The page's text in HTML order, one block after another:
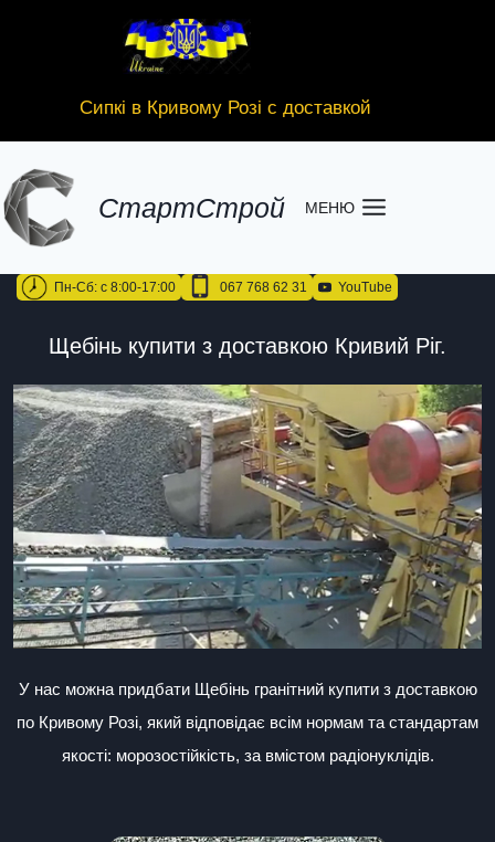
Сипкі в Кривому Розі с доставкой
CтартСтрой МЕНЮ
Пн-Сб: с 8:00-17:00 067 768 62 31 YouTube
Щебінь купити з доставкою Кривий Ріг.
У нас можна придбати Щебінь гранітний купити з доставкою
по Кривому Розі, який відповідає всім нормам та стандартам
якості: морозостійкість, за вмістом радіонуклідів.